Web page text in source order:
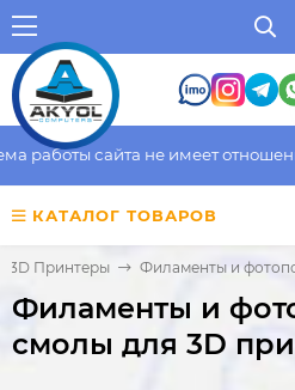
сайта не имеет отношения
КАТАЛОГ ТОВАРОВ
3D Принтеры Филаменты и
Филаменты и
смолы для 3D